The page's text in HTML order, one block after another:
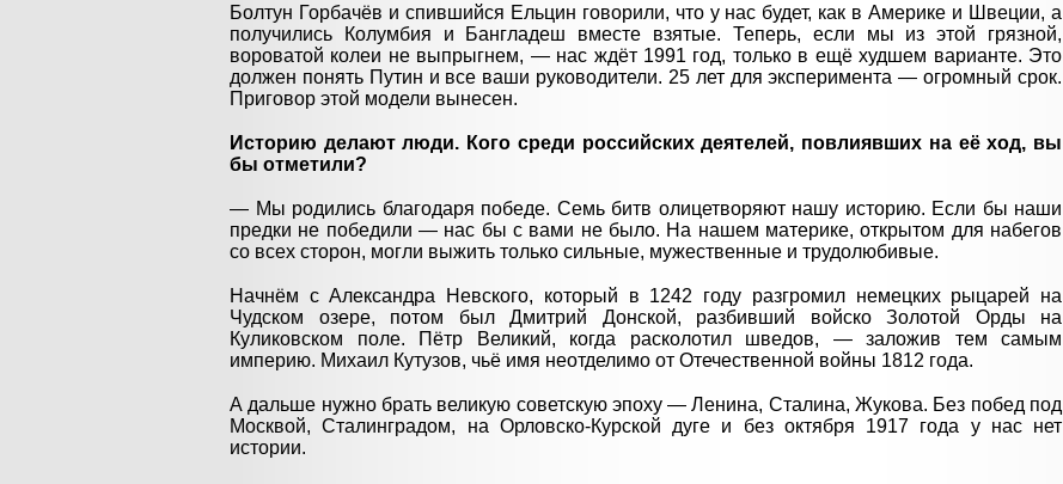
Болтун Горбачёв и спившийся Ельцин говорили, что у нас будет, как в Америке и Швеции, а
получились Колумбия и Бангладеш вместе взятые. Теперь, если мы из этой грязной,
вороватой колеи не выпрыгнем, — нас ждёт 1991 год, только в ещё худшем варианте. Это
должен понять Путин и все ваши руководители. 25 лет для эксперимента — огромный срок.
Приговор этой модели вынесен.
Историю делают люди. Кого среди российских деятелей, повлиявших на её ход, вы
бы отметили?
— Мы родились благодаря победе. Семь битв олицетворяют нашу историю. Если бы наши
предки не победили — нас бы с вами не было. На нашем материке, открытом для набегов
со всех сторон, могли выжить только сильные, мужественные и трудолюбивые.
Начнём с Александра Нев­cкого, который в 1242 году разгромил немецких рыцарей на
Чудском озере, потом был Дмитрий Донской, разбивший войско Золотой Орды на
Куликовском поле. Пётр Великий, когда расколотил шведов, — заложив тем самым
империю. Михаил Кутузов, чьё имя неотделимо от Отечественной войны 1812 года.
А дальше нужно брать великую советскую эпоху — Ленина, Сталина, Жукова. Без побед под
Москвой, Сталинградом, на Орловско-Курской дуге и без октября 1917 года у нас нет
истории.